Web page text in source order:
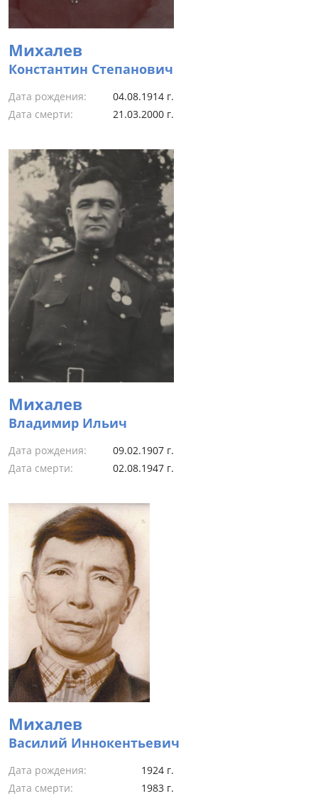
Михалев
Константин Степанович
Дата рождения:
04.08.1914 г.
Дата смерти:
21.03.2000 г.
Михалев
Владимир Ильич
Дата рождения:
09.02.1907 г.
Дата смерти:
02.08.1947 г.
Михалев
Василий Иннокентьевич
Дата рождения:
1924 г.
Дата смерти:
1983 г.